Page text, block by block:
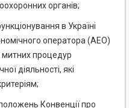
органів;
в Україні
оператора (АЕО)
процедур
діяльності, які
Конвенції про